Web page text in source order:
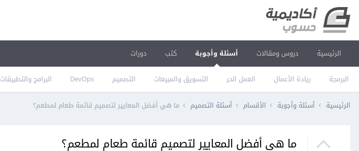
الرئيسية دروس ومقالات أسئلة وأجوبة
البرمجة ريادة الأعمال العمل الحر التسويق والمبيعات التصميم DevOps البرامج والتطبيقات
كتب دورات
الرئيسية أسئلة وأجوبة الأقسام أسئلة التصميم ما هي أفضل المعايير لتصميم قائمة طعام لمطعم؟
ما هي أفضل المعايير لتصميم قائمة طعام لمطعم؟